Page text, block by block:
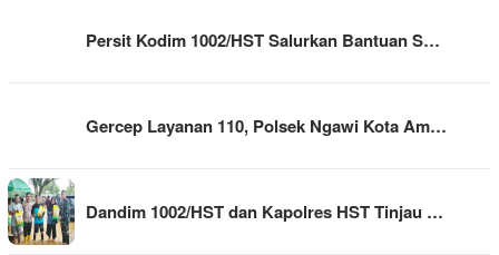
Persit Kodim 1002/HST Salurkan Bantuan S…
Gercep Layanan 110, Polsek Ngawi Kota Am…
Dandim 1002/HST dan Kapolres HST Tinjau …